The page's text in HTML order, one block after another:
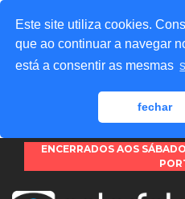
Este site utiliza cookies.
que ao continuar a navegar
está a consentir as mesmas
fechar
ENCERRADOS AOS